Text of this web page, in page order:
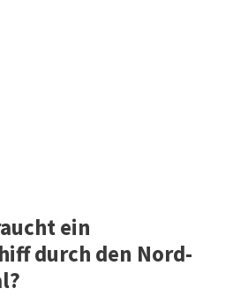
ein
durch den Nord-